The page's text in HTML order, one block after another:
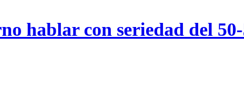
hablar con seriedad del